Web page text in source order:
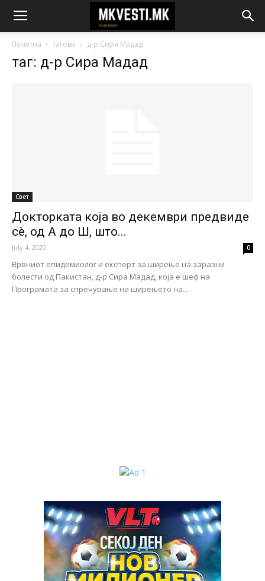
Почетна тагови д-р Сира Мадад
таг: д-р Сира Мадад
Свет
Докторката која во декември предвиде
сè, од А до Ш, што...
July 4, 2020 0
Врвниот епидемиолог и експерт за ширење на заразни
болести од Пакистан, д-р Сира Мадад, која е шеф на
Програмата за спречување на ширењето на...